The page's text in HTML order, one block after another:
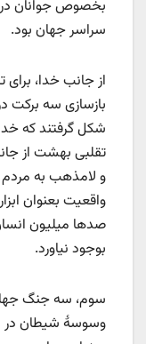
بخصوص جوانان
سراسر جهان بود.
از جانب خدا،
بازسازی سه
شکل گرفتند که
تقلبی بهشت از
و لامذهب به مردم
واقعیت بعنوان
صدها میلیون
بوجود نیاورد.
سوم، سه جنگ
وسوسۀ شیطان در